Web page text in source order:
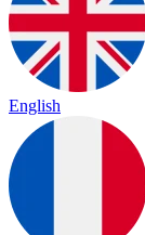
English